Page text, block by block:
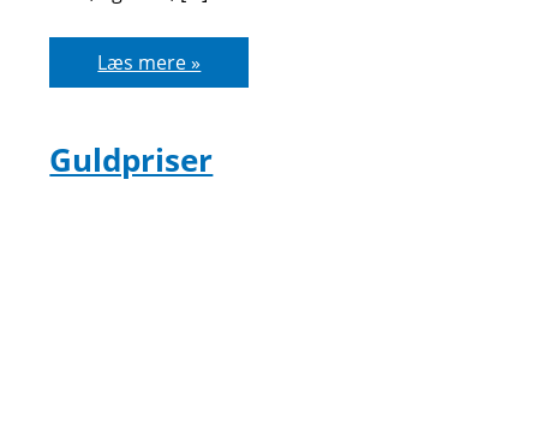
Antal
arbejdsdage
2026
Læs mere »
Guldpriser